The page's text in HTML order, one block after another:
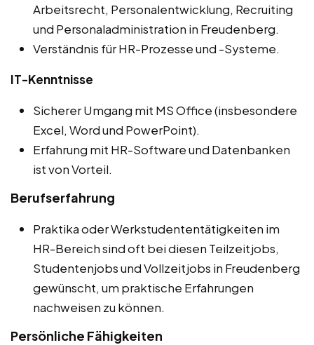
Arbeitsrecht, Personalentwicklung, Recruiting
und Personaladministration in Freudenberg.
Verständnis für HR-Prozesse und -Systeme.
IT-Kenntnisse
Sicherer Umgang mit MS Office (insbesondere
Excel, Word und PowerPoint).
Erfahrung mit HR-Software und Datenbanken
ist von Vorteil.
Berufserfahrung
Praktika oder Werkstudententätigkeiten im
HR-Bereich sind oft bei diesen Teilzeitjobs,
Studentenjobs und Vollzeitjobs in Freudenberg
gewünscht, um praktische Erfahrungen
nachweisen zu können.
Persönliche Fähigkeiten